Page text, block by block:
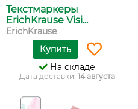
Текстмаркеры
ErichKrause Visi...
ErichKrause
Купить
На складе
Дата доставки: 14 августа